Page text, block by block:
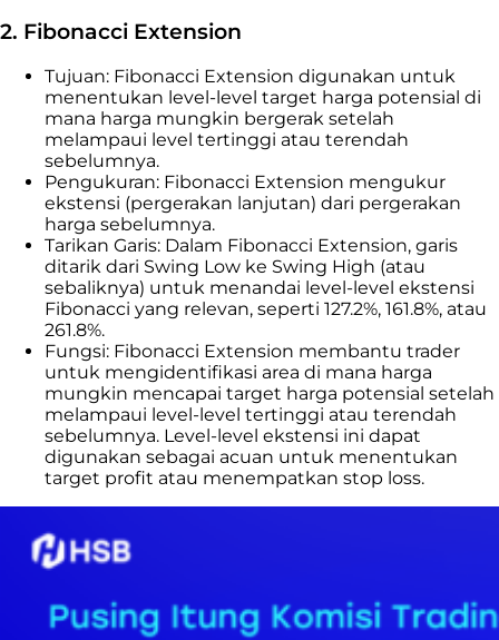
2. Fibonacci Extension
Tujuan: Fibonacci Extension digunakan untuk
menentukan level-level target harga potensial di
mana harga mungkin bergerak setelah
melampaui level tertinggi atau terendah
sebelumnya.
Pengukuran: Fibonacci Extension mengukur
ekstensi (pergerakan lanjutan) dari pergerakan
harga sebelumnya.
Tarikan Garis: Dalam Fibonacci Extension, garis
ditarik dari Swing Low ke Swing High (atau
sebaliknya) untuk menandai level-level ekstensi
Fibonacci yang relevan, seperti 127.2%, 161.8%, atau
261.8%.
Fungsi: Fibonacci Extension membantu trader
untuk mengidentifikasi area di mana harga
mungkin mencapai target harga potensial setelah
melampaui level-level tertinggi atau terendah
sebelumnya. Level-level ekstensi ini dapat
digunakan sebagai acuan untuk menentukan
target profit atau menempatkan stop loss.